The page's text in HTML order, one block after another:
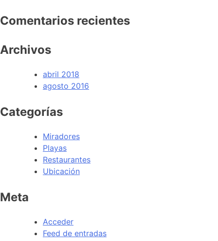
Comentarios recientes
Archivos
abril 2018
agosto 2016
Categorías
Miradores
Playas
Restaurantes
Ubicación
Meta
Acceder
Feed de entradas